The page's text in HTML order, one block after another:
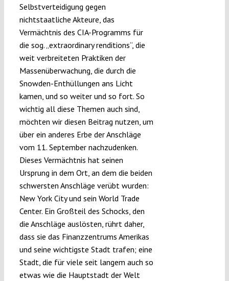
Selbstverteidigung gegen
nichtstaatliche Akteure, das
Vermächtnis des CIA-Programms für
die sog. „extraordinary renditions“, die
weit verbreiteten Praktiken der
Massenüberwachung, die durch die
Snowden-Enthüllungen ans Licht
kamen, und so weiter und so fort. So
wichtig all diese Themen auch sind,
möchten wir diesen Beitrag nutzen, um
über ein anderes Erbe der Anschläge
vom 11. September nachzudenken.
Dieses Vermächtnis hat seinen
Ursprung in dem Ort, an dem die beiden
schwersten Anschläge verübt wurden:
New York City und sein World Trade
Center. Ein Großteil des Schocks, den
die Anschläge auslösten, rührt daher,
dass sie das Finanzzentrums Amerikas
und seine wichtigste Stadt trafen; eine
Stadt, die für viele seit langem auch so
etwas wie die Hauptstadt der Welt